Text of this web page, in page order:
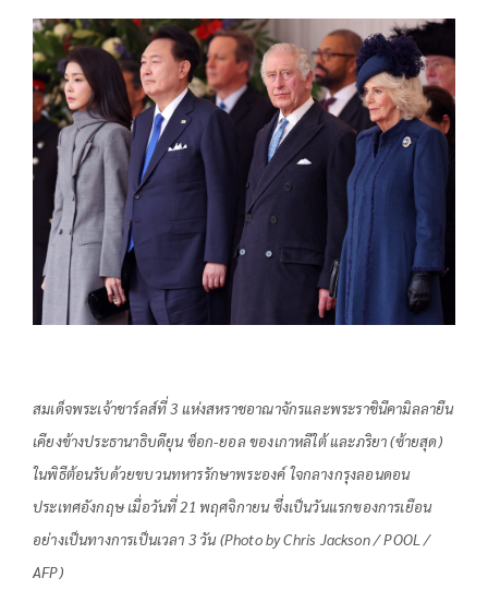
สมเด็จพระเจ้าชาร์ลส์ที่ 3 แห่งสหราชอาณาจักรและพระราชินีคามิลลายืน
เคียงข้างประธานาธิบดียุน ซ็อก-ยอล ของเกาหลีใต้ และภริยา (ซ้ายสุด)
ในพิธีต้อนรับด้วยขบวนทหารรักษาพระองค์ ใจกลางกรุงลอนดอน
ประเทศอังกฤษ เมื่อวันที่ 21 พฤศจิกายน ซึ่งเป็นวันแรกของการเยือน
อย่างเป็นทางการเป็นเวลา 3 วัน (Photo by Chris Jackson / POOL /
AFP)